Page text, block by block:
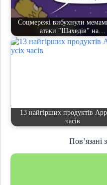
Соцмережі вибухнули
атаки "Шахедів" на…
13 найгірших продуктів
часів
Пов’язані